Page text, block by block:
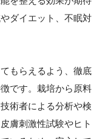
ダイエット、不眠対
もらえるよう、徹底
です。栽培から原料
術者による分析や検
膚刺激性試験やヒト